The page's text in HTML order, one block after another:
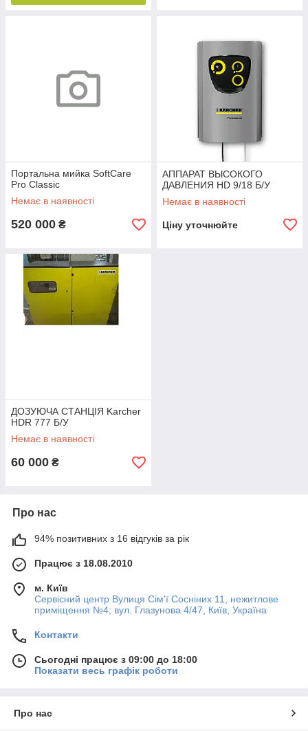
Портальна мийка SoftCare
Pro Classic
Немає в наявності
520 000 ₴
АППАРАТ ВЫСОКОГО
ДАВЛЕНИЯ HD 9/18 Б/У
Немає в наявності
Ціну уточнюйте
ДОЗУЮЧА СТАНЦІЯ Karcher
HDR 777 Б/У
Немає в наявності
60 000 ₴
Про нас
94% позитивних з 16 відгуків за рік
Працює з 18.08.2010
м. Київ
Сервісний центр Вулиця Сім'ї Сосніних 11, нежитлове
приміщення №4; вул. Глазунова 4/47, Київ, Україна
Контакти
Сьогодні працює з 09:00 до 18:00
Показати весь графік роботи
Про нас